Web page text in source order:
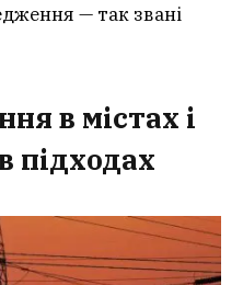
— так звані
в містах і
підходах